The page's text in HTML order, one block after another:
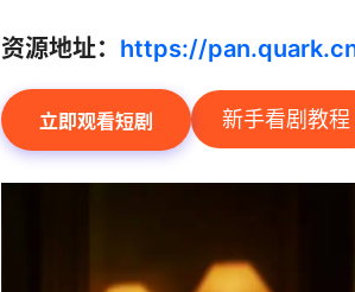
资源地址： https://
立即观看短剧 新手看剧教程